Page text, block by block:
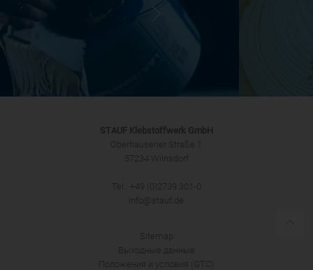
STAUF Klebstoffwerk GmbH
Oberhausener Straße 1
57234 Wilnsdorf
Tel.: +49 (0)2739 301-0
info@stauf.de
Sitemap
Выходные данные
Положения и условия (GTC)